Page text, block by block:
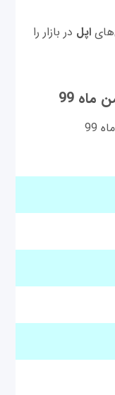
اپل در بازار را